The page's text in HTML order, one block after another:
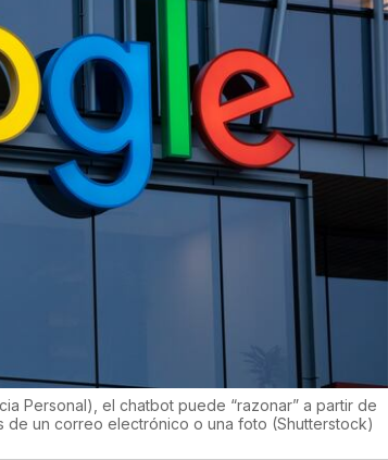
Personal), el chatbot puede “razonar” a partir de
de un correo electrónico o una foto (Shutterstock)